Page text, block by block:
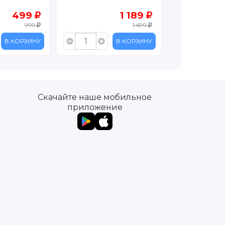
1 189
В КОРЗИНУ В КОРЗИНУ
Скачайте наше мобильное
приложение